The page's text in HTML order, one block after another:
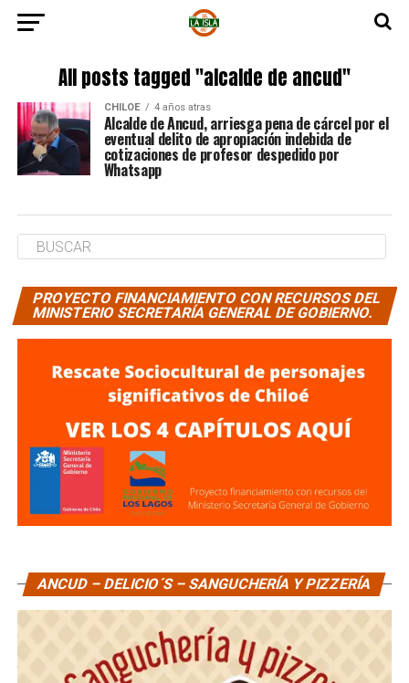
All posts tagged "alcalde de ancud"
CHILOE 4 años atras
Alcalde de Ancud, arriesga pena de cárcel por el
eventual delito de apropiación indebida de
cotizaciones de profesor despedido por
Whatsapp
PROYECTO FINANCIAMIENTO CON RECURSOS DEL
MINISTERIO SECRETARÍA GENERAL DE GOBIERNO.
ANCUD – DELICIO´S – SANGUCHERÍA Y PIZZERÍA